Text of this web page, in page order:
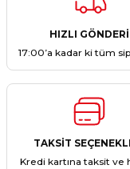
HIZLI GÖNDERİ
17:00’a kadar ki tüm
TAKSİT
Kredi kartına taksit ve